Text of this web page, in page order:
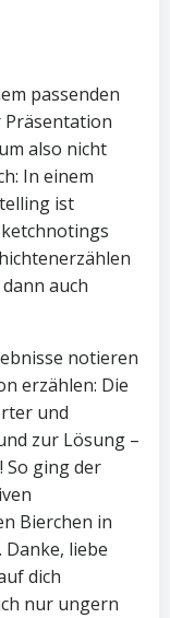
passenden
Präsentation
also nicht
In einem
ist
auch
notieren
erzählen: Die
und
zur Lösung –
So ging der
Bierchen in
liebe
dich
nur ungern